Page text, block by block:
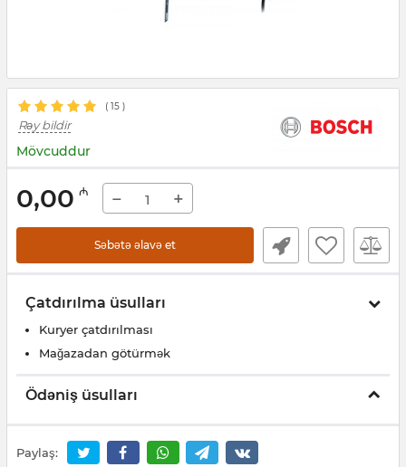
( 15 )
Rəy bildir
Mövcuddur
0,00 ₼ − +
Səbətə əlavə et
Çatdırılma üsulları
Kuryer çatdırılması
Mağazadan götürmək
Ödəniş üsulları
Paylaş: